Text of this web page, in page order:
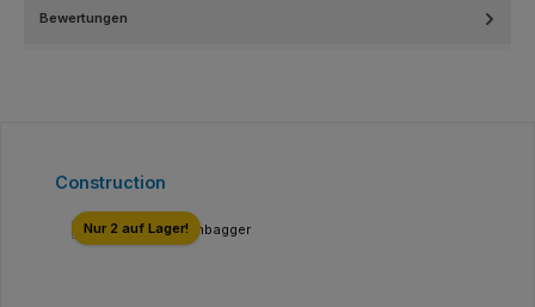
Bewertungen
Produktgalerie überspringen
Construction
Nur 2 auf Lager!